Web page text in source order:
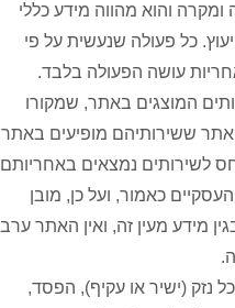
והוא מהווה מידע כללי
כל פעולה שנעשית על פי
עושה הפעולה בלבד.
המוצגים באתר, שמקורו
ששירותיהם מופיעים באתר
לשירותים נמצאים באחריותם
כאמור, ועל כן, מובן
מידע מעין זה, ואין האתר ערב
נזק (ישיר או עקיף), הפסד,